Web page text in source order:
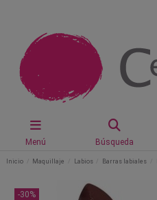
Menú Búsqueda
Inicio Maquillaje Labios Barras labiales
-30%